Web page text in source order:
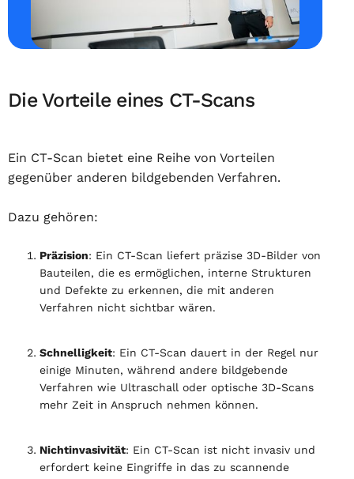
Die Vorteile eines CT-Scans
Ein CT-Scan bietet eine Reihe von Vorteilen
gegenüber anderen bildgebenden Verfahren.
Dazu gehören:
Präzision: Ein CT-Scan liefert präzise 3D-Bilder von
Bauteilen, die es ermöglichen, interne Strukturen
und Defekte zu erkennen, die mit anderen
Verfahren nicht sichtbar wären.
Schnelligkeit: Ein CT-Scan dauert in der Regel nur
einige Minuten, während andere bildgebende
Verfahren wie Ultraschall oder optische 3D-Scans
mehr Zeit in Anspruch nehmen können.
Nichtinvasivität: Ein CT-Scan ist nicht invasiv und
erfordert keine Eingriffe in das zu scannende